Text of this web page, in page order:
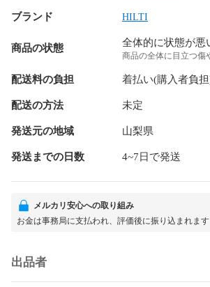
ブランド HILTI
商品の状態 全体的に状態が悪
商品の全体に目立つ傷
配送料の負担 着払い(購入者負
配送の方法 未定
発送元の地域 山梨県
発送までの日数 4~7日で発送
メルカリ安心への取り組み
お金は事務局に支払われ、評価後に振り込まれます
出品者